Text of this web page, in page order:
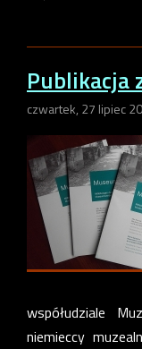
Publikacja
czwartek, 27 lipiec
współudziale
niemieccy